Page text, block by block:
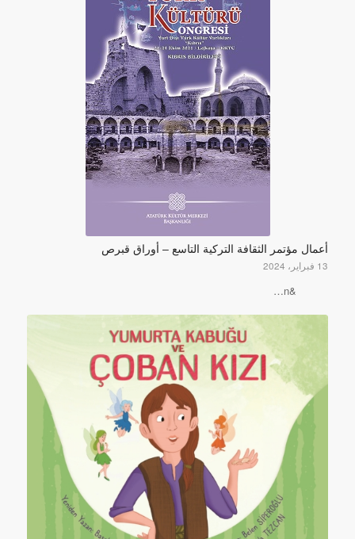
أعمال مؤتمر الثقافة التركية التاسع – أوراق قبرص
13 فبراير، 2024
&n…